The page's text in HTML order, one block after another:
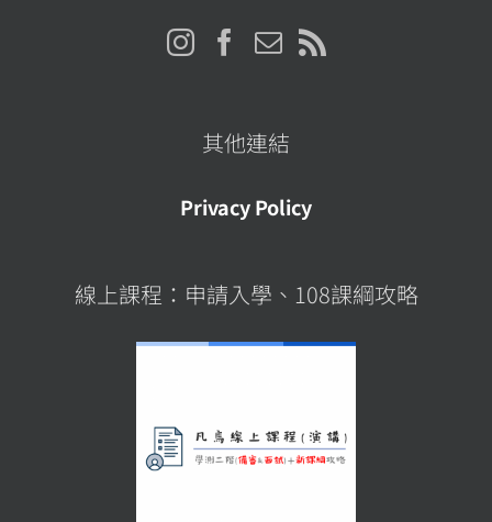
其他連結
Privacy Policy
線上課程：申請入學、108課綱攻略